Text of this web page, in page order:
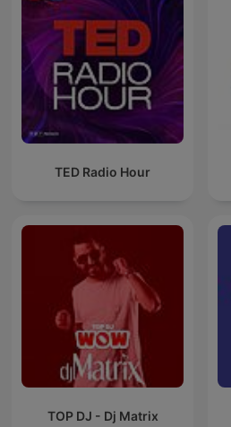
TED Radio Hour
TOP DJ - Dj Matrix